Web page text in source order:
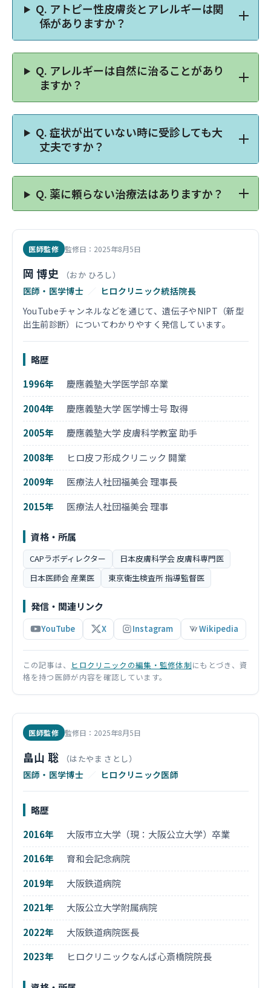
Q. アトピー性皮膚炎とアレルギーは関
係がありますか？
Q. アレルギーは自然に治ることがあり
ますか？
Q.症状が出ていない時に受診しても大
丈夫ですか？
Q. 薬に頼らない治療法はありますか？
医師監修 監修日：2025年8月5日
岡 博史 （おか ひろし）
医師・医学博士
ヒロクリニック統括院長
YouTubeチャンネルなどを通じて、遺伝子やNIPT（新型
出生前診断）についてわかりやすく発信しています。
略歴
1996年
慶應義塾大学医学部 卒業
2004年
慶應義塾大学 医学博士号 取得
2005年
慶應義塾大学 皮膚科学教室 助手
2008年
ヒロ皮フ形成クリニック 開業
2009年
医療法人社団福美会 理事長
2015年
医療法人社団福美会 理事
資格・所属
CAPラボディレクター
日本皮膚科学会 皮膚科専門医
日本医師会 産業医
東京衛生検査所 指導監督医
発信・関連リンク
YouTube X Instagram Wikipedia
この記事は、 ヒロクリニックの編集・監修体制にもとづき、資
格を持つ医師が内容を確認しています。
医師監修 監修日：2025年8月5日
畠山 聡 （はたやま さとし）
医師・医学博士 ヒロクリニック医師
略歴
2016年
大阪市立大学（現：大阪公立大学）卒業
2016年
育和会記念病院
2019年
大阪鉄道病院
2021年
大阪公立大学附属病院
2022年
大阪鉄道病院医長
2023年
ヒロクリニックなんば心斎橋院院長